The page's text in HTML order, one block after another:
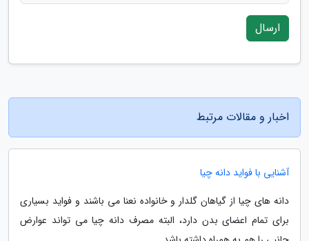
ارسال
اخبار و مقالات مرتبط
آشنایی با فواید دانه چیا
دانه های چیا از گیاهان گلدار و خانواده نعنا می باشند و فواید بسیاری
برای تمام اعضای بدن دارد، البته مصرف دانه چیا می تواند عوارض